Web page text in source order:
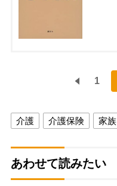
1
介護 介護保険 家族
あわせて読みたい